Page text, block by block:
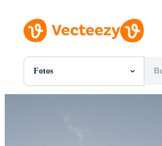
Fotos
Todas Imágenes